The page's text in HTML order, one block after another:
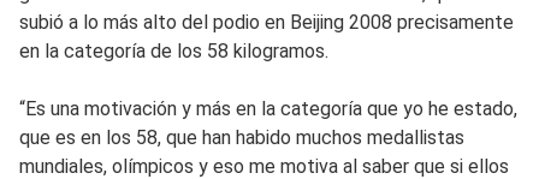
subió a lo más alto del podio en Beijing 2008 precisamente
en la categoría de los 58 kilogramos.
“Es una motivación y más en la categoría que yo he estado,
que es en los 58, que han habido muchos medallistas
mundiales, olímpicos y eso me motiva al saber que si ellos